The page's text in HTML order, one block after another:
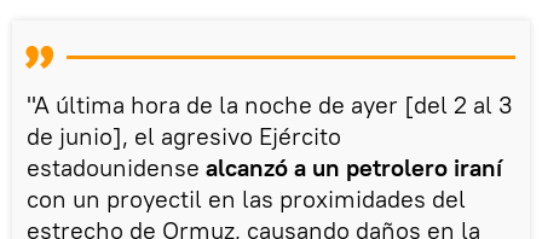
"A última hora de la noche de ayer [del 2 al 3
de junio], el agresivo Ejército
estadounidense alcanzó a un petrolero iraní
con un proyectil en las proximidades del
estrecho de Ormuz, causando daños en la